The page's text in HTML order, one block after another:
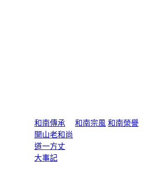
和南傳承
開山老和尚
道一方丈
大事記
和南宗風 和南榮譽